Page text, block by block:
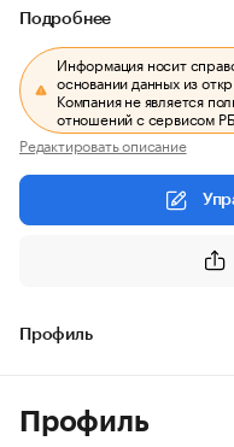
Подробнее
Информация носит
основании данных из
Компания не является
отношений с сервисом
Редактировать описание
Профиль
Профиль